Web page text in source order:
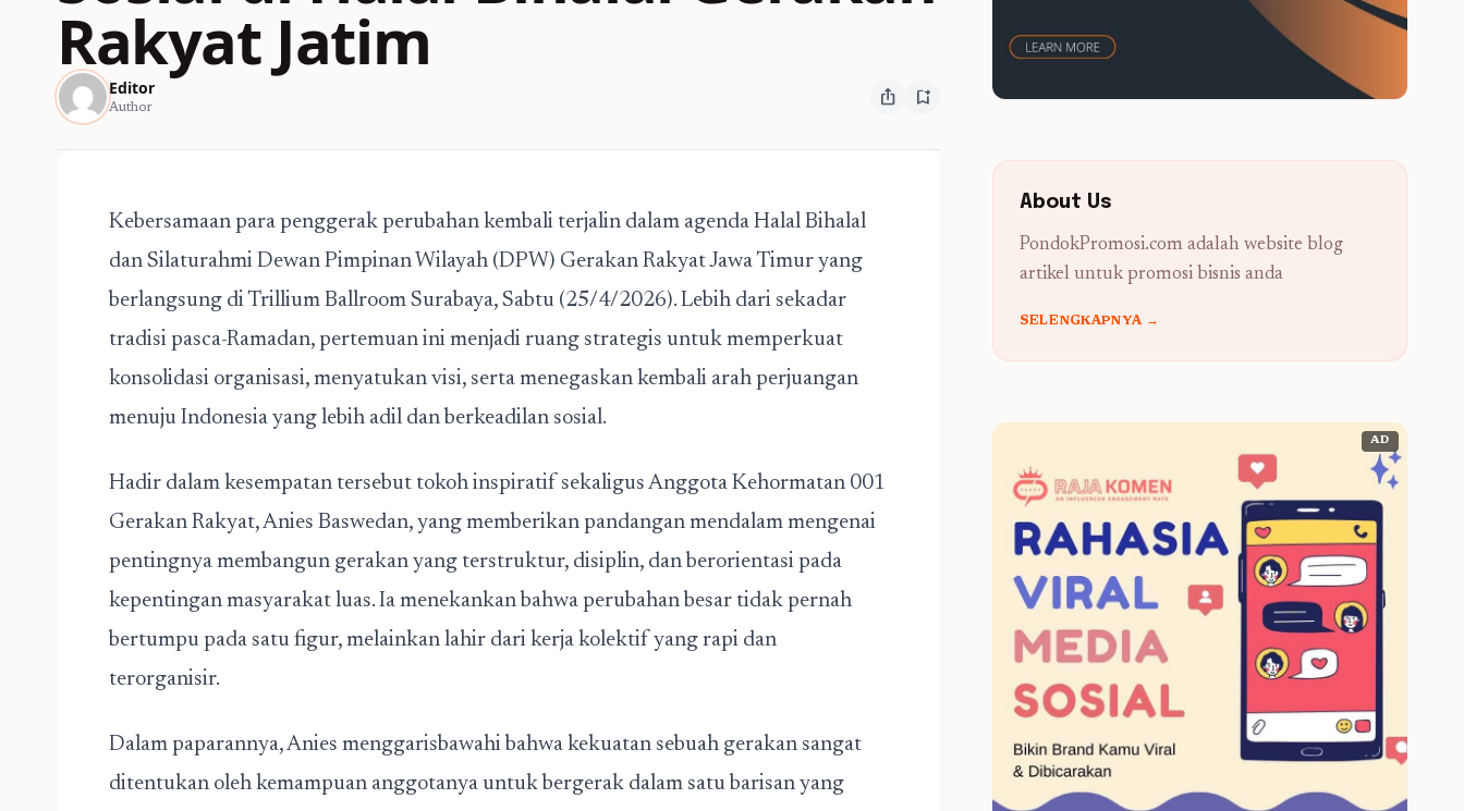
Rakyat Jatim
Editor
Author ios_share bookmark_add
Kebersamaan para penggerak perubahan kembali terjalin dalam agenda Halal Bihalal
dan Silaturahmi Dewan Pimpinan Wilayah (DPW) Gerakan Rakyat Jawa Timur yang
berlangsung di Trillium Ballroom Surabaya, Sabtu (25/4/2026). Lebih dari sekadar
tradisi pasca-Ramadan, pertemuan ini menjadi ruang strategis untuk memperkuat
konsolidasi organisasi, menyatukan visi, serta menegaskan kembali arah perjuangan
menuju Indonesia yang lebih adil dan berkeadilan sosial.
Hadir dalam kesempatan tersebut tokoh inspiratif sekaligus Anggota Kehormatan 001
Gerakan Rakyat, Anies Baswedan, yang memberikan pandangan mendalam mengenai
pentingnya membangun gerakan yang terstruktur, disiplin, dan berorientasi pada
kepentingan masyarakat luas. Ia menekankan bahwa perubahan besar tidak pernah
bertumpu pada satu figur, melainkan lahir dari kerja kolektif yang rapi dan
terorganisir.
Dalam paparannya, Anies menggarisbawahi bahwa kekuatan sebuah gerakan sangat
ditentukan oleh kemampuan anggotanya untuk bergerak dalam satu barisan yang
About Us
PondokPromosi.com adalah website blog
artikel untuk promosi bisnis anda
SELENGKAPNYA →
AD